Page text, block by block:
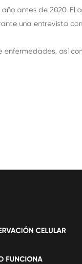
antes de 2020. El
una entrevista
así
CELULAR
FUNCIONA